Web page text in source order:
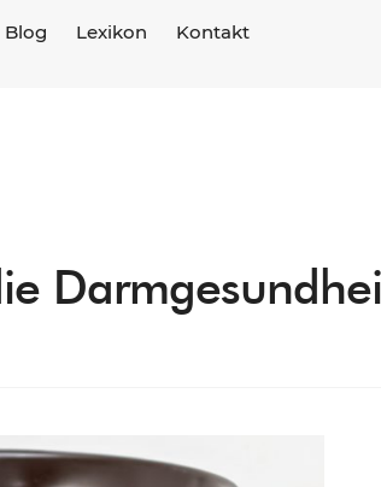
Blog Lexikon Kontakt